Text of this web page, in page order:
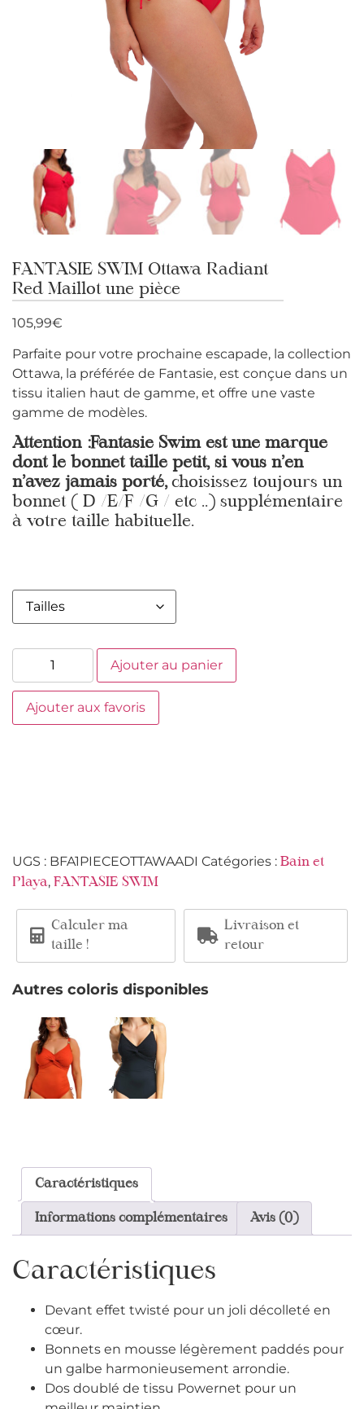
FANTASIE SWIM Ottawa Radiant
Red Maillot une pièce
105,99€
Parfaite pour votre prochaine escapade, la collection
Ottawa, la préférée de Fantasie, est conçue dans un
tissu italien haut de gamme, et offre une vaste
gamme de modèles.
Attention :Fantasie Swim est une marque
dont le bonnet taille petit, si vous n’en
n’avez jamais porté, choisissez toujours un
bonnet ( D /E/F /G / etc ..) supplémentaire
à votre taille habituelle.
Ajouter au panier
Ajouter aux favoris
UGS : BFA1PIECEOTTAWAADI Catégories : Bain et
Playa, FANTASIE SWIM
Calculer ma
taille !
Livraison et
retour
Autres coloris disponibles
Caractéristiques
Informations complémentaires Avis (0)
Caractéristiques
Devant effet twisté pour un joli décolleté en
cœur.
Bonnets en mousse légèrement paddés pour
un galbe harmonieusement arrondie.
Dos doublé de tissu Powernet pour un